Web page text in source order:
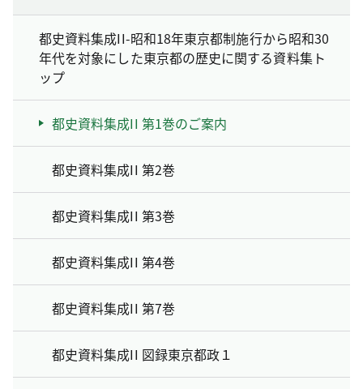
都史資料集成II-昭和18年東京都制施行から昭和30
年代を対象にした東京都の歴史に関する資料集ト
ップ
都史資料集成II 第1巻のご案内
都史資料集成II 第2巻
都史資料集成II 第3巻
都史資料集成II 第4巻
都史資料集成II 第7巻
都史資料集成II 図録東京都政１